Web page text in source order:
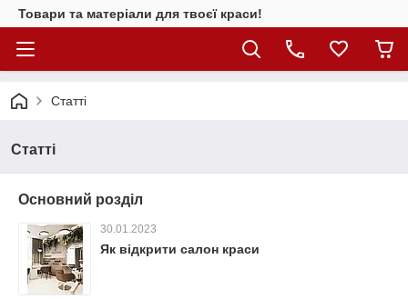
Товари та матеріали для твоєї краси!
Статті
Статті
Основний розділ
30.01.2023
Як відкрити салон краси